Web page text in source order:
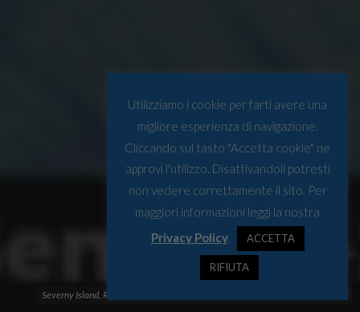
Severny Island, Russia. Fonte: European Union , Copernicus Sentinel-2 imagery
Utilizziamo i cookie per farti avere una
migliore esperienza di navigazione.
Cliccando sul tasto "Accetta cookie" ne
approvi l'utilizzo. Disattivandoli potresti
non vedere correttamente il sito. Per
maggiori informazioni leggi la nostra
Privacy Policy. ACCETTA
RIFIUTA